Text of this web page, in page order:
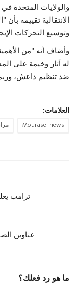
والولايات المتحدة
الانتقالية تقييمه
وتوسيع التحركات
وأضاف أنه "من
له آثار وخيمة على
ضد تنظيم داعش،
العلامات:
Mourasel news
ترامب
عناوين الصحف
ما هو رد فعلك؟